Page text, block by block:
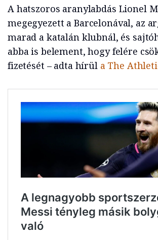
A hatszoros aranylabdás Lionel
megegyezett a Barcelonával, az
marad a katalán klubnál, és
abba is belement, hogy felére
fizetését – adta hírül a The